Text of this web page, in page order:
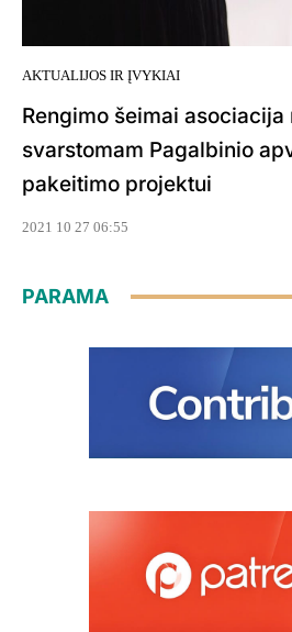
AKTUALIJOS IR ĮVYKIAI
Rengimo šeimai
svarstomam Pagalbinio
pakeitimo projektui
2021 10 27 06:55
PARAMA